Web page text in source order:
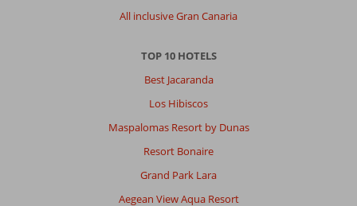
All inclusive Gran Canaria
TOP 10 HOTELS
Best Jacaranda
Los Hibiscos
Maspalomas Resort by Dunas
Resort Bonaire
Grand Park Lara
Aegean View Aqua Resort